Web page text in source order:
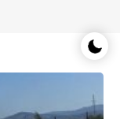
Gece/